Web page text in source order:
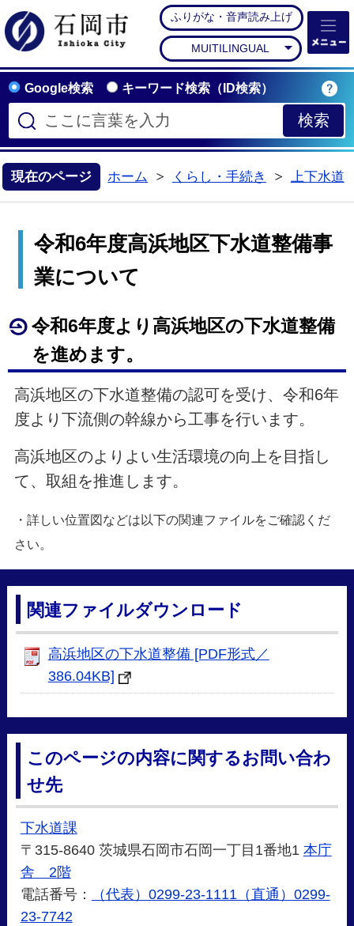
石岡市公式ホームペー
ふりがな・音声読み上げ
MUITILINGUAL
Google検索 キーワード検索（ID検索）
現在のページ ホーム
くらし・手続き
上下水道
令和6年度高浜地区下水道整備事
業について
令和6年度より高浜地区の下水道整備
を進めます。
高浜地区の下水道整備の認可を受け、令和6年
度より下流側の幹線から工事を行います。
高浜地区のよりよい生活環境の向上を目指し
て、取組を推進します。
・詳しい位置図などは以下の関連ファイルをご確認くだ
さい。
関連ファイルダウンロード
高浜地区の下水道整備 [PDF形式／
386.04KB]
このページの内容に関するお問い合わ
せ先
下水道課
〒315-8640 茨城県石岡市石岡一丁目1番地1 本庁
舎 2階
電話番号：
（代表）0299-23-1111（直通）0299-
23-7742